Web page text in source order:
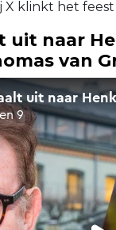
klinkt het feest
uit naar
van